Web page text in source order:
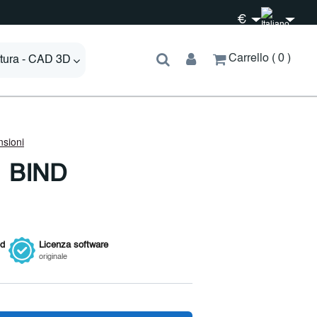
€
- CAD 3D Carrello 0
BIND
Licenza software
originale